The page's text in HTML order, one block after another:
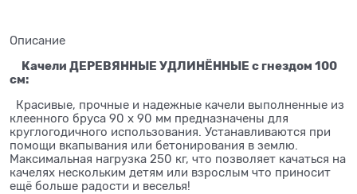
Описание
Качели ДЕРЕВЯННЫЕ УДЛИНЁННЫЕ с гнездом 100
см:
Красивые, прочные и надежные качели выполненные из
клеенного бруса 90 х 90 мм предназначены для
круглогодичного использования. Устанавливаются при
помощи вкапывания или бетонирования в землю.
Максимальная нагрузка 250 кг, что позволяет качаться на
качелях нескольким детям или взрослым что приносит
ещё больше радости и веселья!